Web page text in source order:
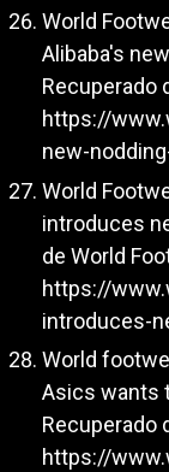
World
Alibaba's
Recuperado
https://
new-
World
introduces
de World
https://
introduces-
World
Asics wants
Recuperado
https://